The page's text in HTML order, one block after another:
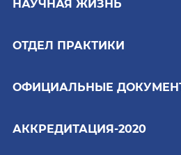
НАУЧНАЯ ЖИЗНЬ
ОТДЕЛ ПРАКТИКИ
ОФИЦИАЛЬНЫЕ
АККРЕДИТАЦИЯ-2020